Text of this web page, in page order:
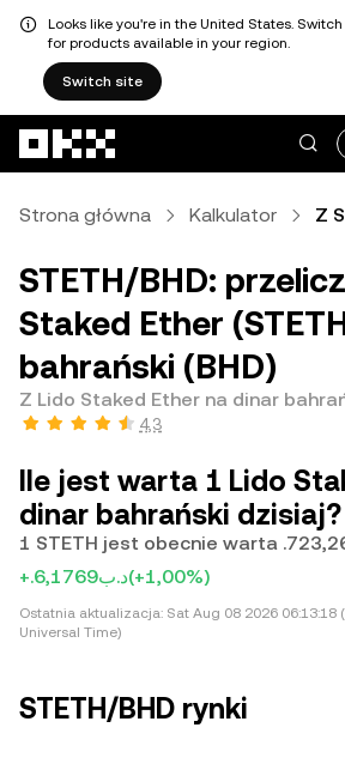
Looks like you're in the United States.
for products available in your region.
Switch site
Strona główna Kalkulator Z
STETH/BHD:
Staked Ether
bahrański (BHD)
Z Lido Staked Ether na dinar
4,3
Ile jest warta 1 Lido
dinar bahrański dzisiaj?
+.د.ب6,1769(+1,00%)
Ostatnia aktualizacja: Sat Aug 08 2026 06:13:18
Universal Time)
STETH/BHD rynki